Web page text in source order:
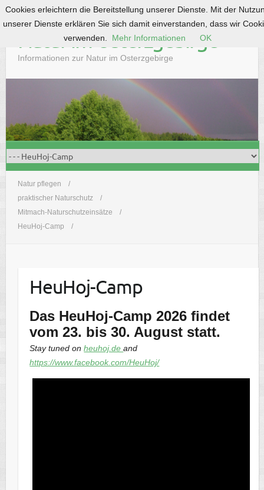
S
k
o
n
t
Natur im Osterzgebirge
Informationen zur Natur im Osterzgebirge
Natur pflegen
praktischer Naturschutz
Mitmach-Naturschutzeinsätze
HeuHoj-Camp
HeuHoj-Camp
Das HeuHoj-Camp 2026 findet
vom 23. bis 30. August statt.
Stay tuned onheuhoj.deand
https://www.facebook.com/HeuHoj/
Cookies erleichtern die Bereitstellung unserer Dienste. Mit der
unserer Dienste erklären Sie sich damit einverstanden, dass wir
verwenden.
Mehr Informationen OK